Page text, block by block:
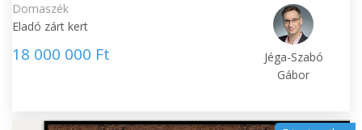
Domaszék
Eladó zárt kert
18 000 000 Ft
Jéga-Szabó
Gábor